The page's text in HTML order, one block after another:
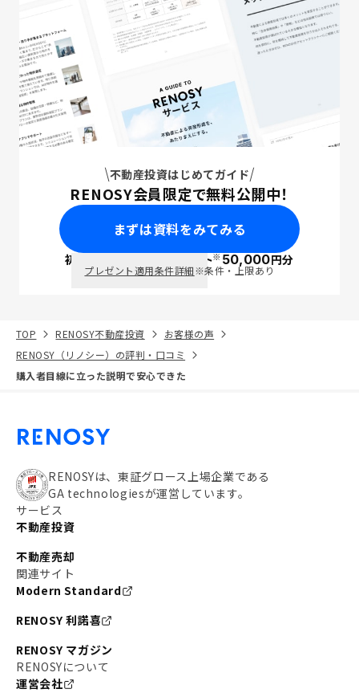
不動産投資はじめてガイド
RENOSY会員限定で無料公開中！
まずは資料をみてみる
初回面談で ポイント※50,000円分
プレゼント適用条件詳細※条件・上限あり
TOP RENOSY不動産投資
お客様の声
RENOSY（リノシー）の評判・口コミ
購入者目線に立った説明で安心できた
RENOSYは、東証グロース上場企業である
GA technologiesが運営しています。
サービス
不動産投資
不動産売却
関連サイト
Modern Standard
RENOSY 利諾喜
RENOSY マガジン
RENOSYについて
運営会社